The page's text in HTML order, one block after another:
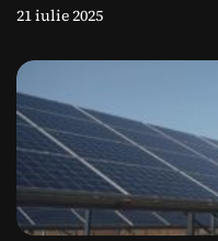
t
i
c
o
l
21 iulie 2025